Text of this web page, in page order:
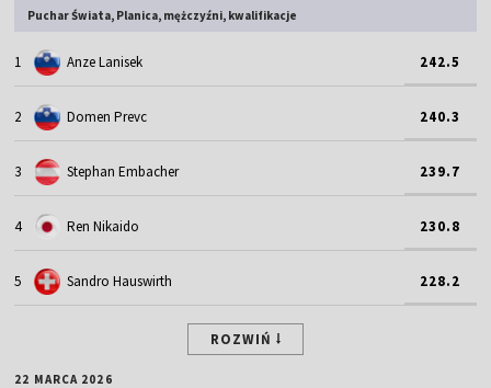
Puchar Świata, Planica, mężczyźni, kwalifikacje
1 Anze Lanisek 242.5
2 Domen Prevc 240.3
3 Stephan Embacher 239.7
4 Ren Nikaido 230.8
5 Sandro Hauswirth 228.2
ROZWIŃ
22 MARCA 2026